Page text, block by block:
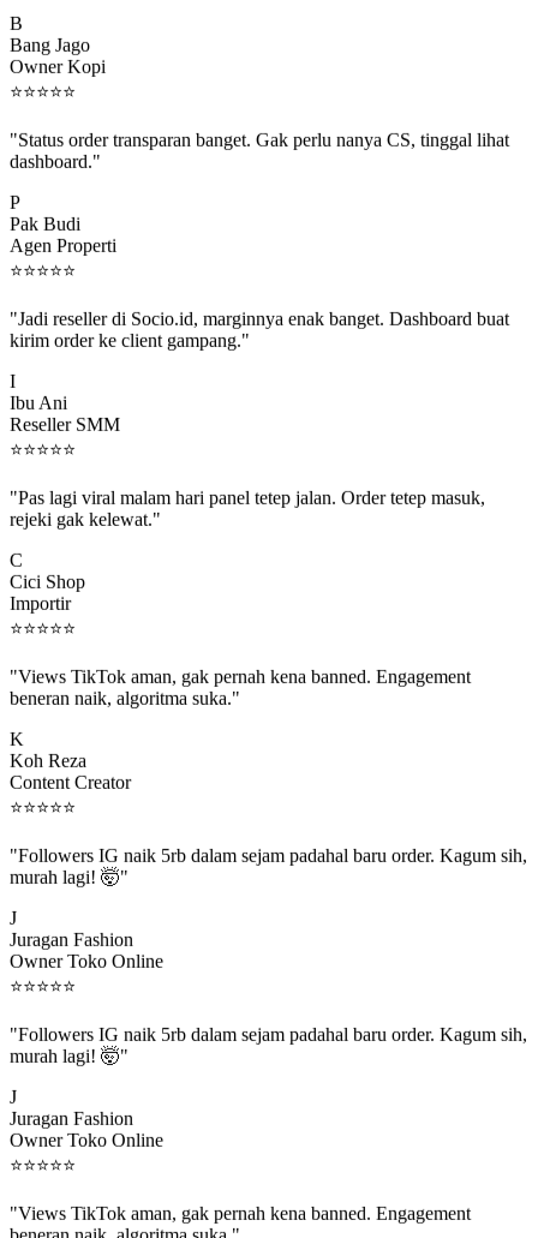
Bang Jago
Owner Kopi
⭐⭐⭐⭐⭐
dashboard."
Pak Budi
Agen Properti
⭐⭐⭐⭐⭐
kirim order ke client gampang."
Ibu Ani
Reseller SMM
⭐⭐⭐⭐⭐
rejeki gak kelewat."
Cici Shop
Importir
⭐⭐⭐⭐⭐
beneran naik, algoritma suka."
Koh Reza
Content Creator
⭐⭐⭐⭐⭐
murah lagi! 🤯"
Juragan Fashion
Owner Toko Online
⭐⭐⭐⭐⭐
murah lagi! 🤯"
Juragan Fashion
Owner Toko Online
⭐⭐⭐⭐⭐
beneran naik, algoritma suka."